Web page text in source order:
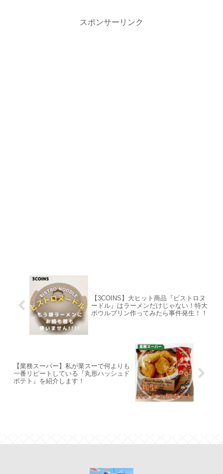
スポンサーリンク
【3COINS】大ヒット商品『ビストロヌ
ードル』はラーメンだけじゃない！特大
ボウルプリン作ってみたら事件発生！！
【業務スーパー】私が業スーで何よりも
一番リピートしている『丸形ハッシュド
ポテト』を紹介します！